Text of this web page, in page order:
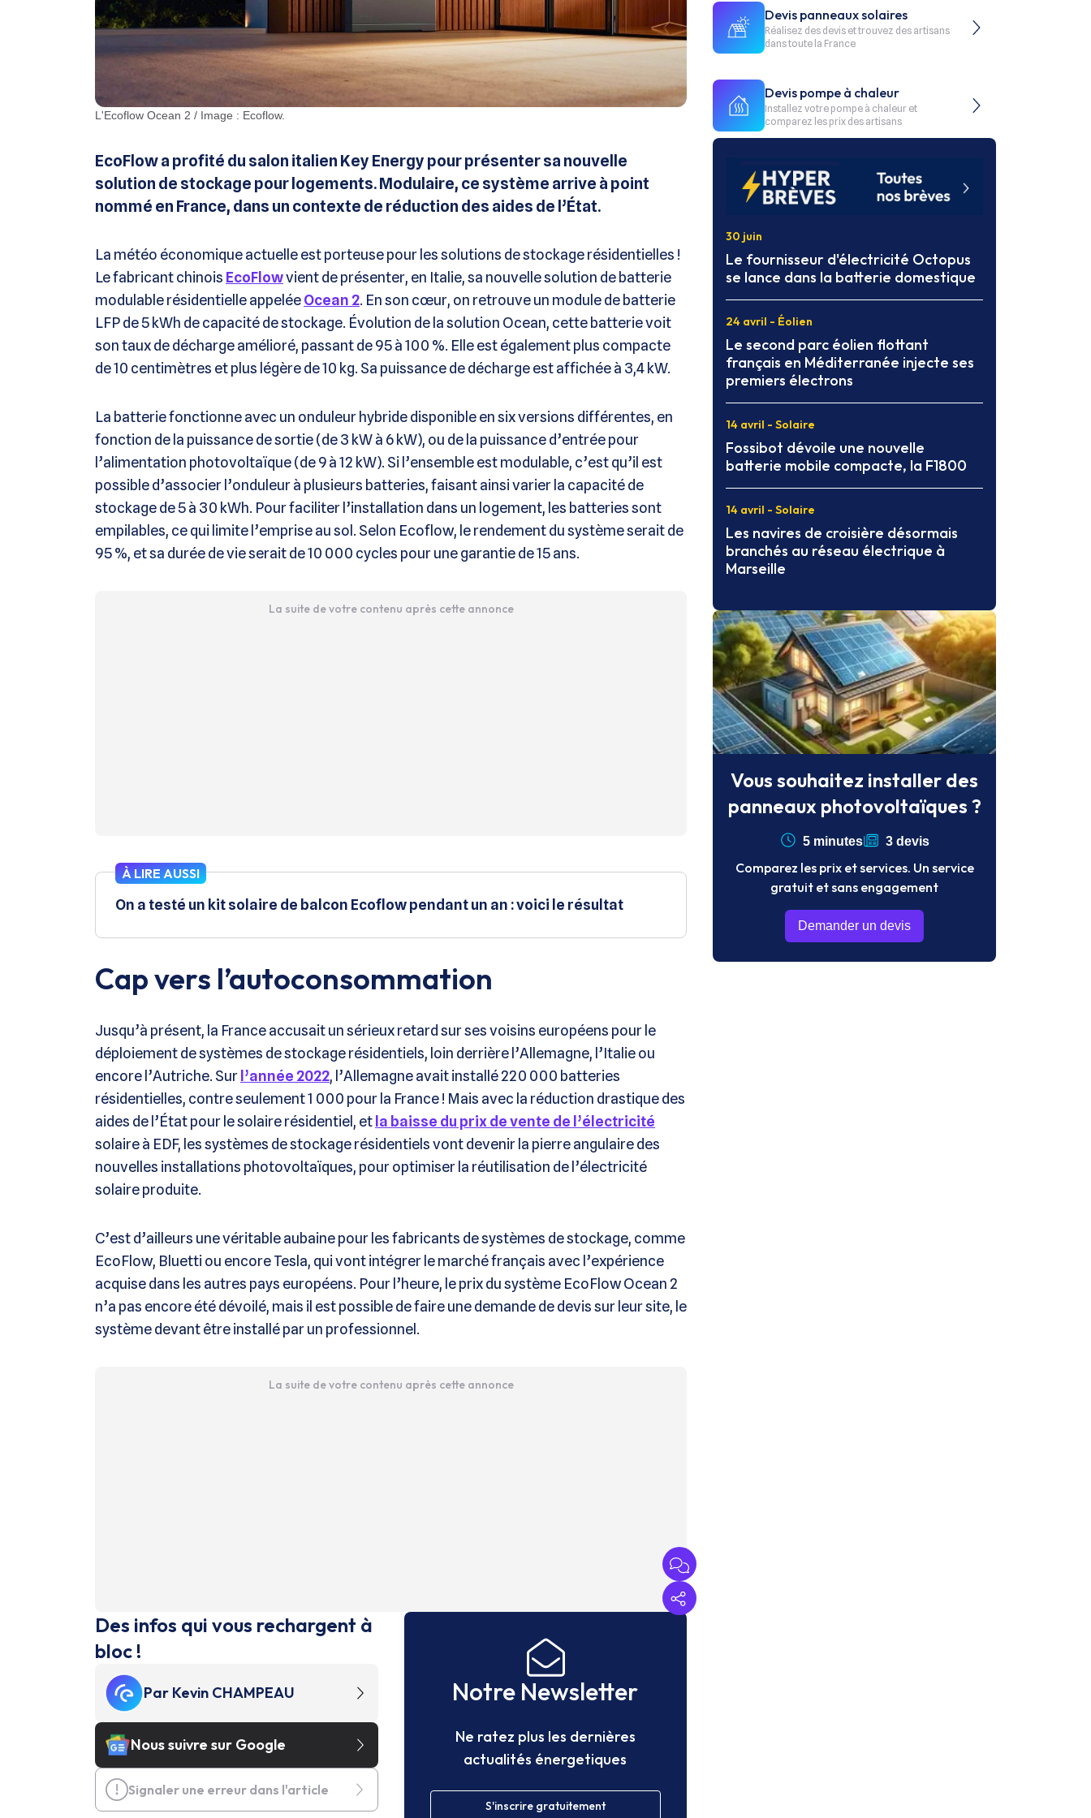
L'Ecoflow Ocean 2 / Image : Ecoflow.
EcoFlow a profité du salon italien Key Energy pour présenter sa nouvelle
solution de stockage pour logements. Modulaire, ce système arrive à point
nommé en France, dans un contexte de réduction des aides de l’État.
La météo économique actuelle est porteuse pour les solutions de stockage résidentielles !
Le fabricant chinois EcoFlowvient de présenter, en Italie, sa nouvelle solution de batterie
modulable résidentielle appeléeOcean 2. En son cœur, on retrouve un module de batterie
LFP de 5 kWh de capacité de stockage. Évolution de la solution Ocean, cette batterie voit
son taux de décharge amélioré, passant de 95 à 100 %. Elle est également plus compacte
de 10 centimètres et plus légère de 10 kg. Sa puissance de décharge est affichée à 3,4 kW.
La batterie fonctionne avec un onduleur hybride disponible en six versions différentes, en
fonction de la puissance de sortie (de 3 kW à 6 kW), ou de la puissance d’entrée pour
l’alimentation photovoltaïque (de 9 à 12 kW). Si l’ensemble est modulable, c’est qu’il est
possible d’associer l’onduleur à plusieurs batteries, faisant ainsi varier la capacité de
stockage de 5 à 30 kWh. Pour faciliter l’installation dans un logement, les batteries sont
empilables, ce qui limite l’emprise au sol. Selon Ecoflow, le rendement du système serait de
95 %, et sa durée de vie serait de 10 000 cycles pour une garantie de 15 ans.
La suite de votre contenu après cette annonce
À LIRE AUSSI
On a testé un kit solaire de balcon Ecoflow pendant un an : voici le résultat
Cap vers l’autoconsommation
Jusqu’à présent, la France accusait un sérieux retard sur ses voisins européens pour le
déploiement de systèmes de stockage résidentiels, loin derrière l’Allemagne, l’Italie ou
encore l’Autriche. Sur l’année 2022, l’Allemagne avait installé 220 000 batteries
résidentielles, contre seulement 1 000 pour la France ! Mais avec la réduction drastique des
aides de l’État pour le solaire résidentiel, et la baisse du prix de vente de l’électricité
solaire à EDF, les systèmes de stockage résidentiels vont devenir la pierre angulaire des
nouvelles installations photovoltaïques, pour optimiser la réutilisation de l’électricité
solaire produite.
C’est d’ailleurs une véritable aubaine pour les fabricants de systèmes de stockage, comme
EcoFlow, Bluetti ou encore Tesla, qui vont intégrer le marché français avec l’expérience
acquise dans les autres pays européens. Pour l’heure, le prix du système EcoFlow Ocean 2
n’a pas encore été dévoilé, mais il est possible de faire une demande de devis sur leur site, le
système devant être installé par un professionnel.
La suite de votre contenu après cette annonce
Des infos qui vous rechargent à
bloc !
Par Kevin CHAMPEAU
Nous suivre sur Google
Signaler une erreur dans l'article
Notre Newsletter
Ne ratez plus les dernières
actualités énergetiques
S'inscrire gratuitement
Devis panneaux solaires
Réalisez des devis et trouvez des artisans
dans toute la France
Devis pompe à chaleur
Installez votre pompe à chaleur et
comparez les prix des artisans
30 juin
Le fournisseur d'électricité Octopus
se lance dans la batterie domestique
24 avril - Éolien
Le second parc éolien flottant
français en Méditerranée injecte ses
premiers électrons
14 avril - Solaire
Fossibot dévoile une nouvelle
batterie mobile compacte, la F1800
14 avril - Solaire
Les navires de croisière désormais
branchés au réseau électrique à
Marseille
Vous souhaitez installer des
panneaux photovoltaïques ?
5 minutes 3 devis
Comparez les prix et services. Un service
gratuit et sans engagement
Demander un devis